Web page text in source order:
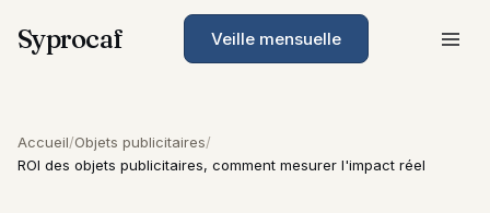
Syprocaf Veille mensuelle
Accueil/Objets publicitaires/
ROI des objets publicitaires, comment mesurer l'impact réel